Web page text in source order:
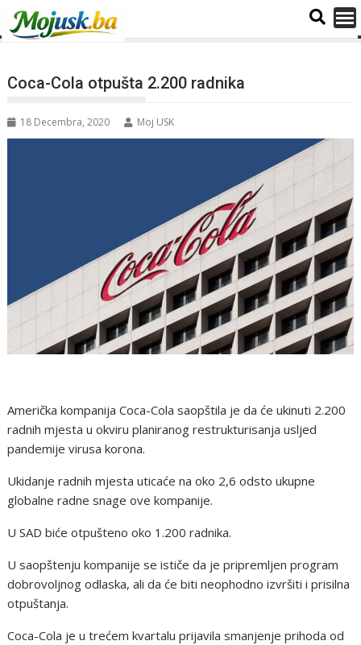
Coca-Cola otpušta 2.200 radnika
18 Decembra, 2020 Moj USK
Američka kompanija Coca-Cola saopštila je da će ukinuti 2.200
radnih mjesta u okviru planiranog restrukturisanja usljed
pandemije virusa korona.
Ukidanje radnih mjesta uticaće na oko 2,6 odsto ukupne
globalne radne snage ove kompanije.
U SAD biće otpušteno oko 1.200 radnika.
U saopštenju kompanije se ističe da je pripremljen program
dobrovoljnog odlaska, ali da će biti neophodno izvršiti i prisilna
otpuštanja.
Coca-Cola je u trećem kvartalu prijavila smanjenje prihoda od